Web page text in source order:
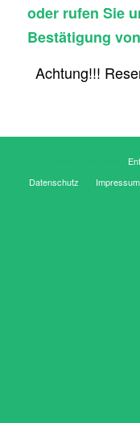
oder rufen Sie
Bestätigung
Achtung!!!
Datenschutz
Impressum